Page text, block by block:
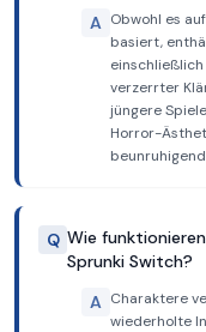
A Obwohl es
basiert,
verzerrter
jüngere
Horror-
Q Wie
Sprunki Switch?
A Charaktere
wiederholte